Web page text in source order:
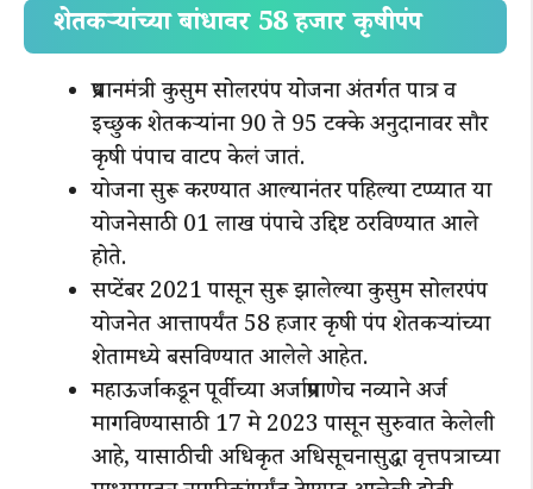
शेतकऱ्यांच्या बांधावर 58 हजार कृषीपंप
प्रधानमंत्री कुसुम सोलरपंप योजना अंतर्गत पात्र व
इच्छुक शेतकऱ्यांना 90 ते 95 टक्के अनुदानावर सौर
कृषी पंपाच वाटप केलं जातं.
योजना सुरू करण्यात आल्यानंतर पहिल्या टप्प्यात या
योजनेसाठी 01 लाख पंपाचे उद्दिष्ट ठरविण्यात आले
होते.
सप्टेंबर 2021 पासून सुरू झालेल्या कुसुम सोलरपंप
योजनेत आत्तापर्यंत 58 हजार कृषी पंप शेतकऱ्यांच्या
शेतामध्ये बसविण्यात आलेले आहेत.
महाऊर्जाकडून पूर्वीच्या अर्जाप्रमाणेच नव्याने अर्ज
मागविण्यासाठी 17 मे 2023 पासून सुरुवात केलेली
आहे, यासाठीची अधिकृत अधिसूचनासुद्धा वृत्तपत्राच्या